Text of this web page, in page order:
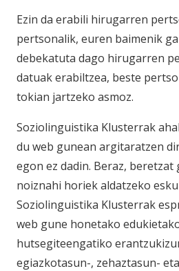
Ezin da erabili hirugarren
pertsonalik, euren baimenik
debekatuta dago hirugarren
datuak erabiltzea, beste
tokian jartzeko asmoz.
Soziolinguistika Klusterrak
du web gunean argitaratzen
egon ez dadin. Beraz, beretzat
noiznahi horiek aldatzeko
Soziolinguistika Klusterrak
web gune honetako
hutsegiteengatiko
egiazkotasun-, zehaztasun-